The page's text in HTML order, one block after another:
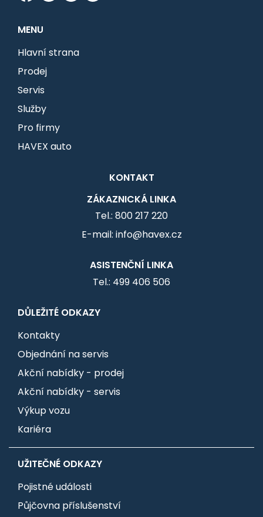
MENU
Hlavní strana
Prodej
Servis
Služby
Pro firmy
HAVEX auto
KONTAKT
ZÁKAZNICKÁ LINKA
Tel.: 800 217 220
E-mail: info@havex.cz
ASISTENČNÍ LINKA
Tel.: 499 406 506
DŮLEŽITÉ ODKAZY
Kontakty
Objednání na servis
Akční nabídky - prodej
Akční nabídky - servis
Výkup vozu
Kariéra
UŽITEČNÉ ODKAZY
Pojistné události
Půjčovna příslušenství